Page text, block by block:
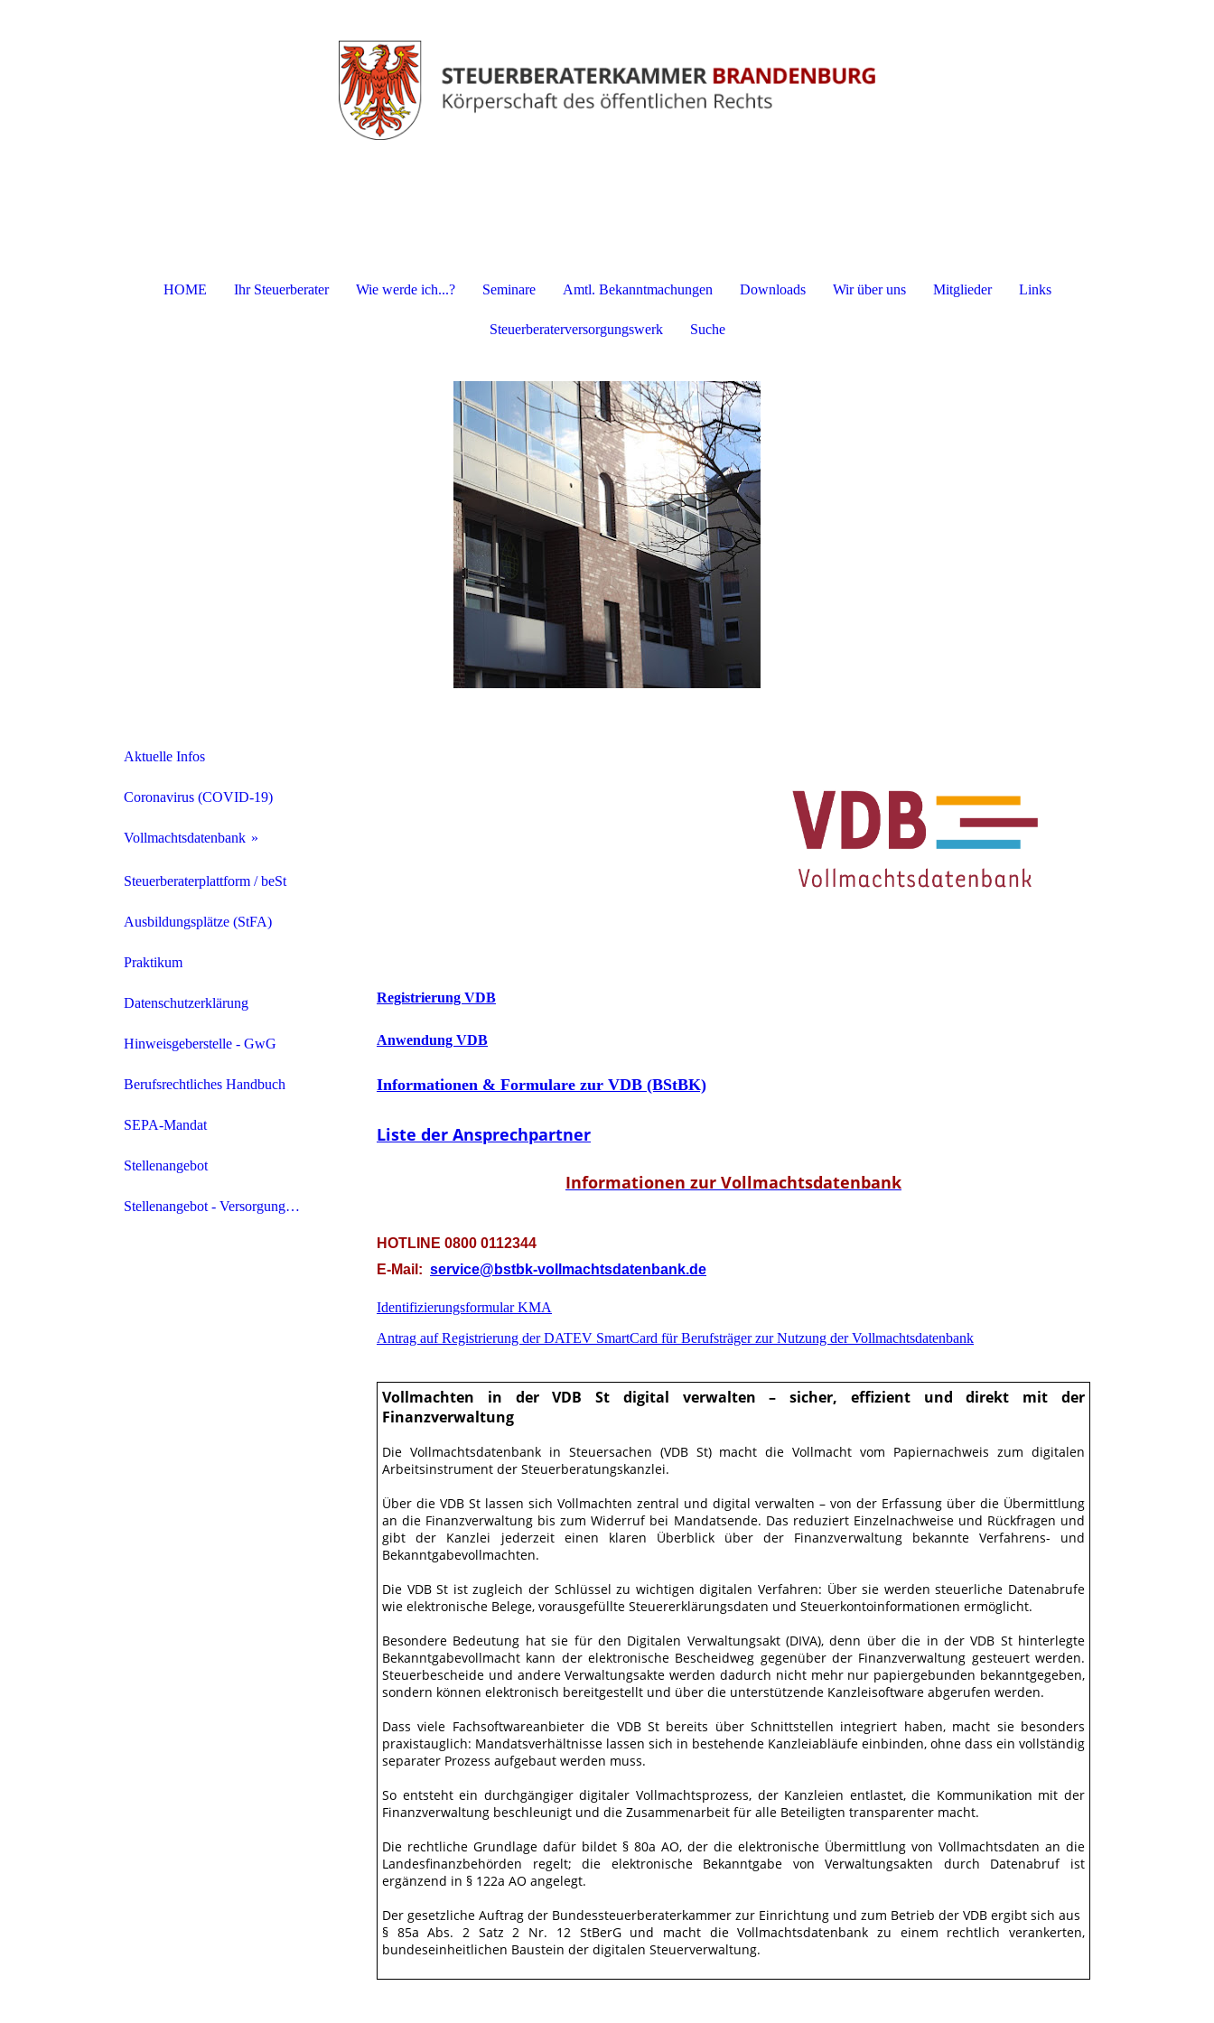
HOME Ihr Steuerberater Wie werde ich...? Seminare Amtl. Bekanntmachungen Downloads Wir über uns Mitglieder Links
Steuerberaterversorgungswerk Suche
Aktuelle Infos
Coronavirus (COVID-19)
Vollmachtsdatenbank
VDB Archiv
Steuerberaterplattform / beSt
Ausbildungsplätze (StFA)
Praktikum
Datenschutzerklärung
Hinweisgeberstelle - GwG
Berufsrechtliches Handbuch
SEPA-Mandat
Stellenangebot
Stellenangebot - Versorgungswerk der Steuerberater und StBV im Land Brandburg
Registrierung VDB
Anwendung VDB
Informationen & Formulare zur VDB (BStBK)
Liste der Ansprechpartner
Informationen zur Vollmachtsdatenbank
HOTLINE 0800 0112344
E-Mail: service@bstbk-vollmachtsdatenbank.de
Identifizierungsformular KMA
Antrag auf Registrierung der DATEV SmartCard für Berufsträger zur Nutzung der Vollmachtsdatenbank
Vollmachten in der VDB St digital verwalten – sicher, effizient und direkt mit der
Finanzverwaltung
Die Vollmachtsdatenbank in Steuersachen (VDB St) macht die Vollmacht vom Papiernachweis zum digitalen
Arbeitsinstrument der Steuerberatungskanzlei.
Über die VDB St lassen sich Vollmachten zentral und digital verwalten – von der Erfassung über die Übermittlung
an die Finanzverwaltung bis zum Widerruf bei Mandatsende. Das reduziert Einzelnachweise und Rückfragen und
gibt der Kanzlei jederzeit einen klaren Überblick über der Finanzverwaltung bekannte Verfahrens- und
Bekanntgabevollmachten.
Die VDB St ist zugleich der Schlüssel zu wichtigen digitalen Verfahren: Über sie werden steuerliche Datenabrufe
wie elektronische Belege, vorausgefüllte Steuererklärungsdaten und Steuerkontoinformationen ermöglicht.
Besondere Bedeutung hat sie für den Digitalen Verwaltungsakt (DIVA), denn über die in der VDB St hinterlegte
Bekanntgabevollmacht kann der elektronische Bescheidweg gegenüber der Finanzverwaltung gesteuert werden.
Steuerbescheide und andere Verwaltungsakte werden dadurch nicht mehr nur papiergebunden bekanntgegeben,
sondern können elektronisch bereitgestellt und über die unterstützende Kanzleisoftware abgerufen werden.
Dass viele Fachsoftwareanbieter die VDB St bereits über Schnittstellen integriert haben, macht sie besonders
praxistauglich: Mandatsverhältnisse lassen sich in bestehende Kanzleiabläufe einbinden, ohne dass ein vollständig
separater Prozess aufgebaut werden muss.
So entsteht ein durchgängiger digitaler Vollmachtsprozess, der Kanzleien entlastet, die Kommunikation mit der
Finanzverwaltung beschleunigt und die Zusammenarbeit für alle Beteiligten transparenter macht.
Die rechtliche Grundlage dafür bildet § 80a AO, der die elektronische Übermittlung von Vollmachtsdaten an die
Landesfinanzbehörden regelt; die elektronische Bekanntgabe von Verwaltungsakten durch Datenabruf ist
ergänzend in § 122a AO angelegt.
Der gesetzliche Auftrag der Bundessteuerberaterkammer zur Einrichtung und zum Betrieb der VDB ergibt sich aus
§ 85a Abs. 2 Satz 2 Nr. 12 StBerG und macht die Vollmachtsdatenbank zu einem rechtlich verankerten,
bundeseinheitlichen Baustein der digitalen Steuerverwaltung.